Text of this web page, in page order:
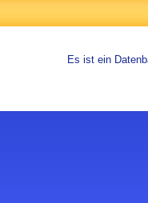
Es ist ein